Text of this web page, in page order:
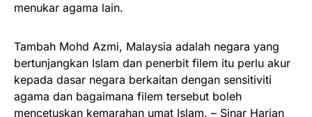
menukar agama lain.
Tambah Mohd Azmi, Malaysia adalah negara yang
bertunjangkan Islam dan penerbit filem itu perlu akur
kepada dasar negara berkaitan dengan sensitiviti
agama dan bagaimana filem tersebut boleh
mencetuskan kemarahan umat Islam. – Sinar Harian